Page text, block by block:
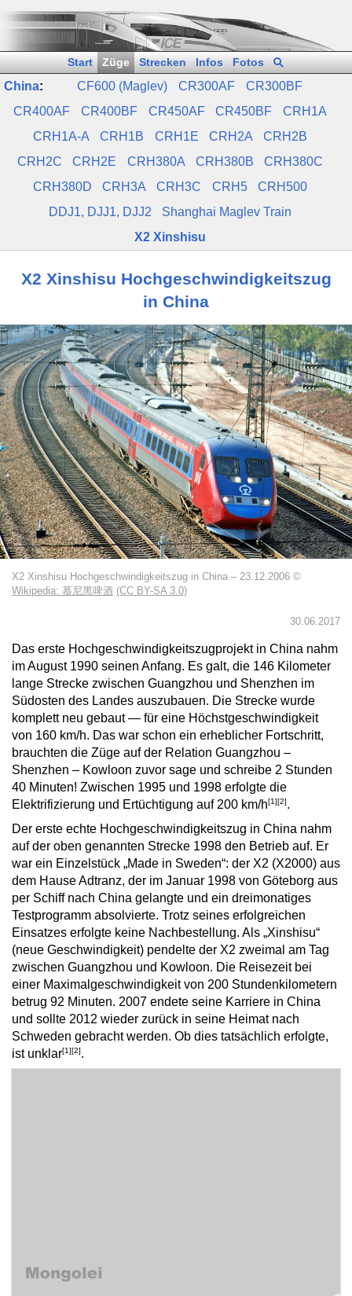
Start Züge Strecken Infos Fotos
China: CF600 (Maglev) CR300AF
CR300BF
CR400AF
CR400BF CR450AF CR450BF
CRH1A
CRH1A‑A
CRH1B CRH1E CRH2A
CRH2B
CRH2C
CRH2E CRH380A CRH380B
CRH380C
CRH380D
CRH3A CRH3C CRH5
CRH500
DDJ1, DJJ1, DJJ2
Shanghai Maglev Train
X2 Xinshisu
X2 Xinshisu Hochgeschwindigkeitszug
in China
X2 Xinshisu Hochgeschwindigkeitszug in China – 23.12.2006 ©
Wikipedia: 慕尼黑啤酒 (CC BY-SA 3.0)
30.06.2017
Das erste Hochgeschwindigkeitszugprojekt in China nahm
im August 1990 seinen Anfang. Es galt, die 146 Kilometer
lange Strecke zwischen Guangzhou und Shenzhen im
Südosten des Landes auszubauen. Die Strecke wurde
komplett neu gebaut — für eine Höchstgeschwindigkeit
von 160 km/h. Das war schon ein erheblicher Fortschritt,
brauchten die Züge auf der Relation Guangzhou –
Shenzhen – Kowloon zuvor sage und schreibe 2 Stunden
40 Minuten! Zwischen 1995 und 1998 erfolgte die
Elektrifizierung und Ertüchtigung auf 200 km/h[1][2].
Der erste echte Hochgeschwindigkeitszug in China nahm
auf der oben genannten Strecke 1998 den Betrieb auf. Er
war ein Einzelstück „Made in Sweden“: der X2 (X2000) aus
dem Hause Adtranz, der im Januar 1998 von Göteborg aus
per Schiff nach China gelangte und ein dreimonatiges
Testprogramm absolvierte. Trotz seines erfolgreichen
Einsatzes erfolgte keine Nachbestellung. Als „Xinshisu“
(neue Geschwindigkeit) pendelte der X2 zweimal am Tag
zwischen Guangzhou und Kowloon. Die Reisezeit bei
einer Maximalgeschwindigkeit von 200 Stundenkilometern
betrug 92 Minuten. 2007 endete seine Karriere in China
und sollte 2012 wieder zurück in seine Heimat nach
Schweden gebracht werden. Ob dies tatsächlich erfolgte,
ist unklar[1][2].